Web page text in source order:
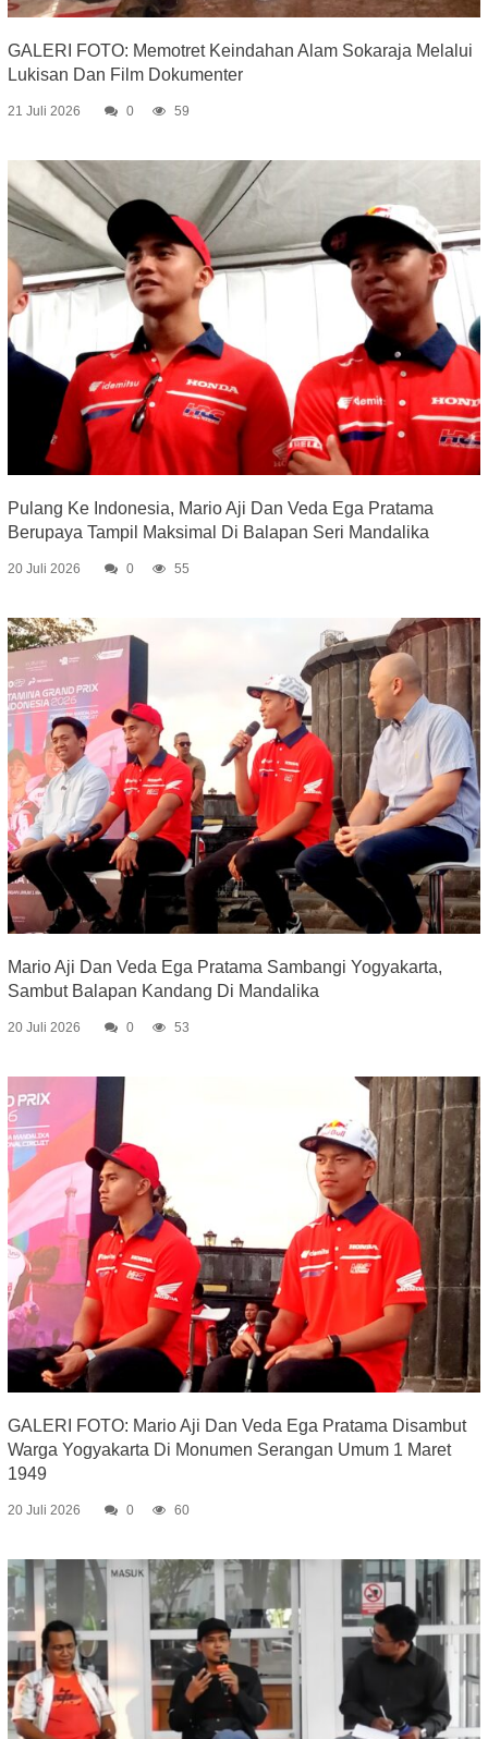
GALERI FOTO: Memotret Keindahan Alam Sokaraja Melalui
Lukisan Dan Film Dokumenter
21 Juli 2026 0 59
Pulang Ke Indonesia, Mario Aji Dan Veda Ega Pratama
Berupaya Tampil Maksimal Di Balapan Seri Mandalika
20 Juli 2026 0 55
Mario Aji Dan Veda Ega Pratama Sambangi Yogyakarta,
Sambut Balapan Kandang Di Mandalika
20 Juli 2026 0 53
GALERI FOTO: Mario Aji Dan Veda Ega Pratama Disambut
Warga Yogyakarta Di Monumen Serangan Umum 1 Maret
1949
20 Juli 2026 0 60